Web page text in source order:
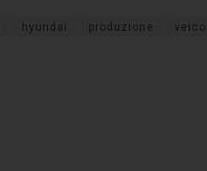
hyundai produzione